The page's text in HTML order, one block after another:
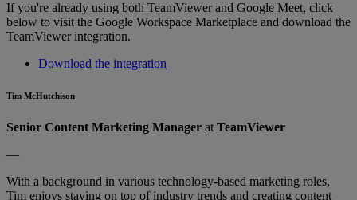
If you're already using both TeamViewer and Google Meet, click
below to visit the Google Workspace Marketplace and download the
TeamViewer integration.
Download the integration
Tim McHutchison
Senior Content Marketing Manager at TeamViewer
—
With a background in various technology-based marketing roles,
Tim enjoys staying on top of industry trends and creating content